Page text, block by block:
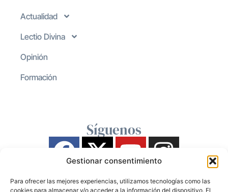
Gestionar consentimiento
Para ofrecer las mejores experiencias, utilizamos tecnologías como las
cookies para almacenar y/o acceder a la información del dispositivo. El
Actualidad
Lectio Divina
Opinión
Formación
Síguenos